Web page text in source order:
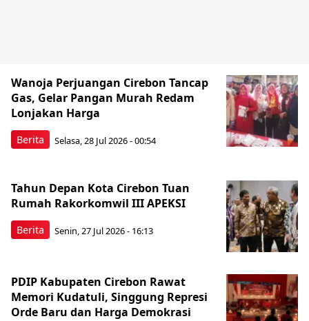
Berita
Wanoja Perjuangan Cirebon Tancap
Gas, Gelar Pangan Murah Redam
Lonjakan Harga
Selasa, 28 Jul 2026 - 00:54
Berita
Tahun Depan Kota Cirebon Tuan
Rumah Rakorkomwil III APEKSI
Senin, 27 Jul 2026 - 16:13
PDIP Kabupaten Cirebon Rawat
Memori Kudatuli, Singgung Represi
Orde Baru dan Harga Demokrasi